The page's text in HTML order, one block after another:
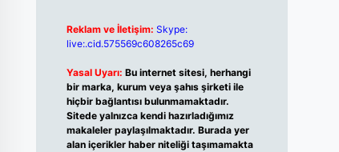
Reklam ve İletişim: Skype:
live:.cid.575569c608265c69
Yasal Uyarı: Bu internet sitesi, herhangi
bir marka, kurum veya şahıs şirketi ile
hiçbir bağlantısı bulunmamaktadır.
Sitede yalnızca kendi hazırladığımız
makaleler paylaşılmaktadır. Burada yer
alan içerikler haber niteliği taşımamakta